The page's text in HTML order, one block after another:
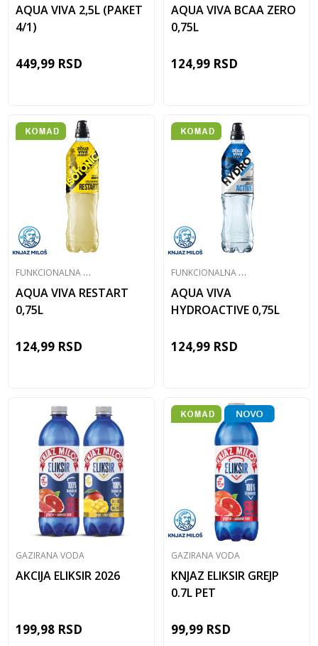
AQUA VIVA 2,5L (PAKET
4/1)
449,99 RSD
AQUA VIVA BCAA ZERO
0,75L
124,99 RSD
F
UNKCIONALNA VODA
AQUA VIVA RESTART
0,75L
124,99 RSD
F
UNKCIONALNA VODA
AQUA VIVA
HYDROACTIVE 0,75L
124,99 RSD
GAZIRANA VODA
AKCIJA ELIKSIR 2026
199,98 RSD
GAZIRANA VODA
KNJAZ ELIKSIR GREJP
0.7L PET
99,99 RSD